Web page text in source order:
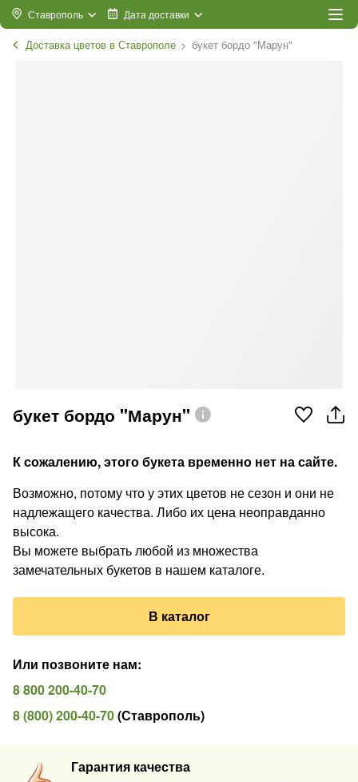
Ставрополь Дата доставки
Доставка цветов в Ставрополе букет бордо "Марун"
букет бордо "Марун"
К сожалению, этого букета временно нет на сайте.
Возможно, потому что у этих цветов не сезон и они не
надлежащего качества. Либо их цена неоправданно
высока.
Вы можете выбрать любой из множества
замечательных букетов в нашем каталоге.
В каталог
Или позвоните нам:
8 800 200-40-70
8 (800) 200-40-70(Ставрополь)
Гарантия качества